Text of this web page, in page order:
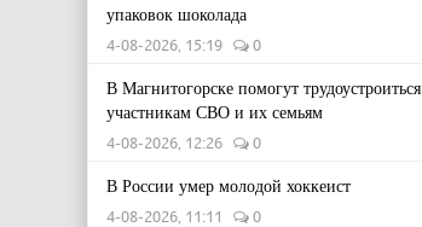
упаковок шоколада
4-08-2026, 15:19 0
В Магнитогорске помогут трудоустроиться
участникам СВО и их семьям
4-08-2026, 12:26 0
В России умер молодой хоккеист
4-08-2026, 11:11 0